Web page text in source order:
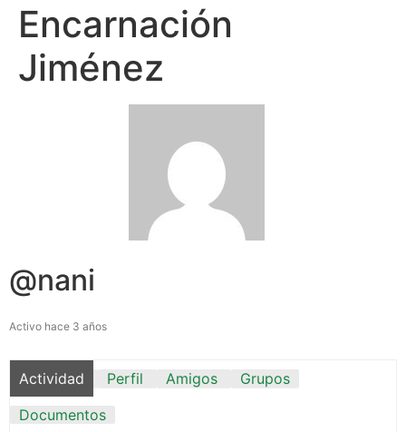
Encarnación
Jiménez
@nani
Activo hace 3 años
Actividad Perfil Amigos
Grupos
Documentos